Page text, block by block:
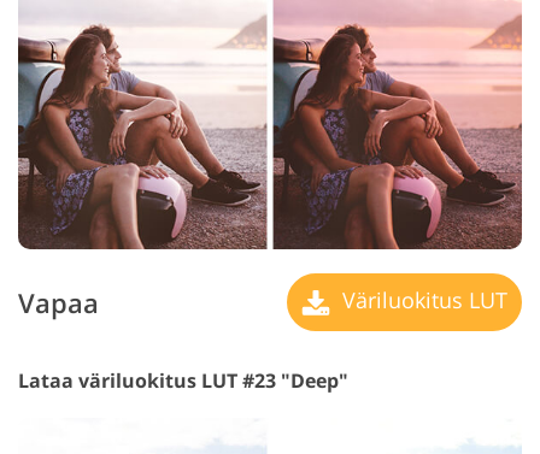
Vapaa Väriluokitus LUT
Lataa väriluokitus LUT #23 "Deep"